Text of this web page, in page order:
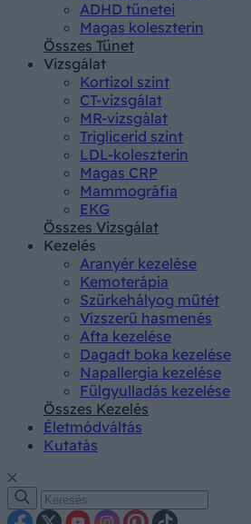
ADHD tünetei
Magas koleszterin
Összes Tünet
Vizsgálat
Kortizol szint
CT-vizsgálat
MR-vizsgálat
Triglicerid szint
LDL-koleszterin
Magas CRP
Mammográfia
EKG
Összes Vizsgálat
Kezelés
Aranyér kezelése
Kemoterápia
Szürkehályog műtét
Vízszerű hasmenés
Afta kezelése
Dagadt boka kezelése
Napallergia kezelése
Fülgyulladás kezelése
Összes Kezelés
Életmódváltás
Kutatás